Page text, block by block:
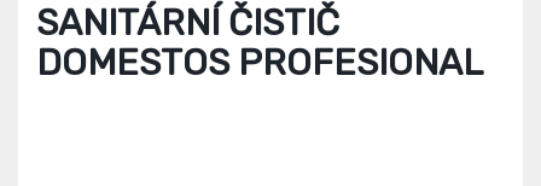
SANITÁRNÍ ČISTIČ
DOMESTOS PROFESIONAL